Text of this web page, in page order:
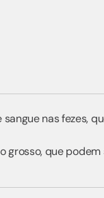
nas fezes,
que